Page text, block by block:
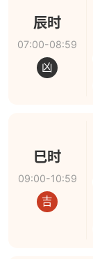
辰时
07:00-08:59
凶
巳时
09:00-10:59
吉